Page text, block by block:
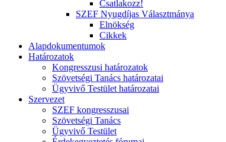
Csatlakozz!
SZEF Nyugdíjas Választmánya
Elnökség
Cikkek
Alapdokumentumok
Határozatok
Kongresszusi határozatok
Szövetségi Tanács határozatai
Ügyvivő Testület határozatai
Szervezet
SZEF kongresszusai
Szövetségi Tanács
Ügyvivő Testület